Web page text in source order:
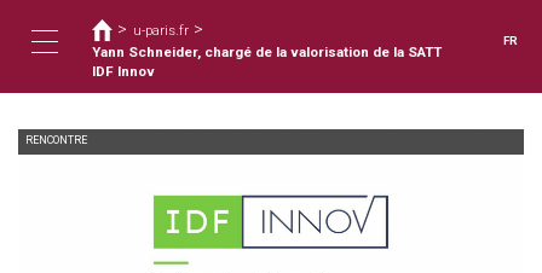
contenu
Toggle
navigation
Vous
êtes
ici
> u-paris.fr >
Yann Schneider, chargé de la valorisation de la SATT
IDF Innov
FR
RENCONTRE